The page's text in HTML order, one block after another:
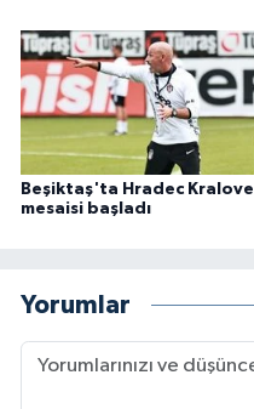
Beşiktaş'ta Hradec Kralove
mesaisi başladı
Yorumlar